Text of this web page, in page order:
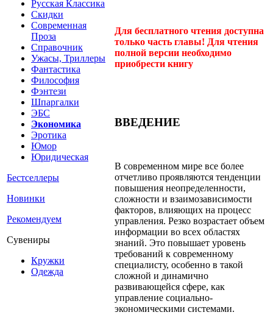
Русская Классика
Скидки
Современная
Проза
Справочник
Ужасы, Триллеры
Фантастика
Философия
Фэнтези
Шпаргалки
ЭБС
Экономика
Эротика
Юмор
Юридическая
Бестселлеры
Новинки
Рекомендуем
Сувениры
Кружки
Одежда
Для бесплатного чтения доступна
только часть главы! Для чтения
полной версии необходимо
приобрести книгу
ВВЕДЕНИЕ
В современном мире все более
отчетливо проявляются тенденции
повышения неопределенности,
сложности и взаимозависимости
факторов, влияющих на процесс
управления. Резко возрастает объем
информации во всех областях
знаний. Это повышает уровень
требований к современному
специалисту, особенно в такой
сложной и динамично
развивающейся сфере, как
управление социально-
экономическими системами.